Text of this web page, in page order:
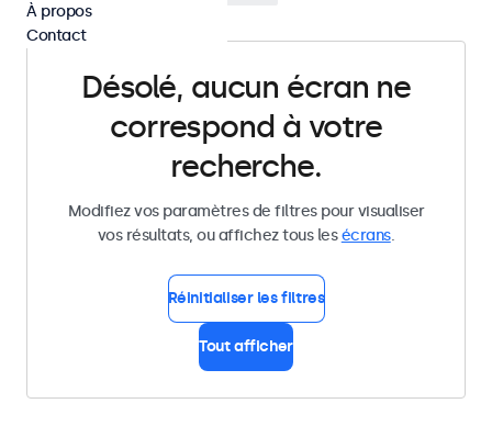
Désolé, aucun écran ne
correspond à votre
recherche.
Modifiez vos paramètres de filtres pour visualiser
vos résultats, ou affichez tous lesécrans.
Réinitialiser les filtres
Tout afficher
À propos
Contact